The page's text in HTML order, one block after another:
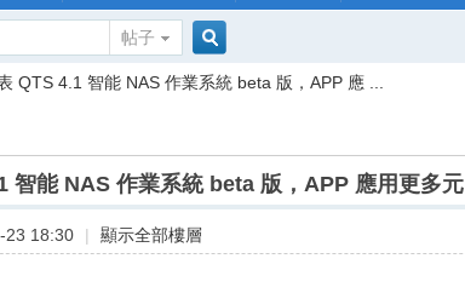
帖子
搜
索
QTS 4.1 智能 NAS 作業系統 beta 版，APP 應 ...
智能 NAS 作業系統 beta 版，APP 應用更多元
23 18:30 | 顯示全部樓層